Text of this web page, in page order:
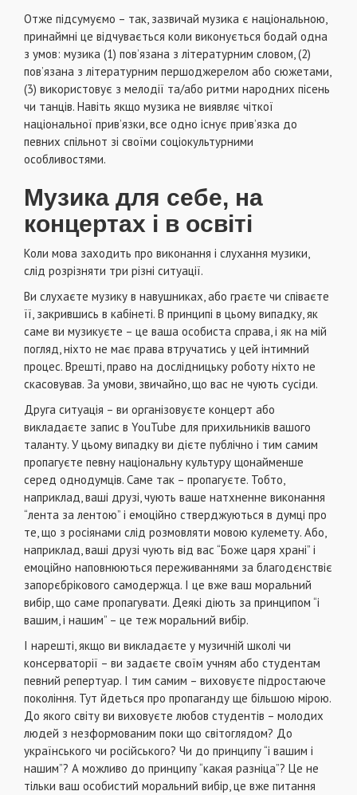
Отже підсумуємо – так, зазвичай музика є національною,
принаймні це відчувається коли виконується бодай одна
з умов: музика (1) пов’язана з літературним словом, (2)
пов’язана з літературним першоджерелом або сюжетами,
(3) використовує з мелодії та/або ритми народних пісень
чи танців. Навіть якщо музика не виявляє чіткої
національної прив’язки, все одно існує прив’язка до
певних спільнот зі своїми соціокультурними
особливостями.
Музика для себе, на
концертах і в освіті
Коли мова заходить про виконання і слухання музики,
слід розрізняти три різні ситуації.
Ви слухаєте музику в навушниках, або граєте чи співаєте
її, закрившись в кабінеті. В принципі в цьому випадку, як
саме ви музикуєте – це ваша особиста справа, і як на мій
погляд, ніхто не має права втручатись у цей інтимний
процес. Врешті, право на дослідницьку роботу ніхто не
скасовував. За умови, звичайно, що вас не чують сусіди.
Друга ситуація – ви організовуєте концерт або
викладаєте запис в YouTube для прихильників вашого
таланту. У цьому випадку ви дієте публічно і тим самим
пропагуєте певну національну культуру щонайменше
серед однодумців. Саме так – пропагуєте. Тобто,
наприклад, ваші друзі, чують ваше натхненне виконання
“лента за лентою” і емоційно стверджуються в думці про
те, що з росіянами слід розмовляти мовою кулемету. Або,
наприклад, ваші друзі чують від вас “Боже царя храні” і
емоційно наповнюються переживаннями за благодєнствіє
запорєбрікового самодержца. І це вже ваш моральний
вибір, що саме пропагувати. Деякі діють за принципом “і
вашим, і нашим” – це теж моральний вибір.
І нарешті, якщо ви викладаєте у музичній школі чи
консерваторії – ви задаєте своїм учням або студентам
певний репертуар. І тим самим – виховуєте підростаюче
покоління. Тут йдеться про пропаганду ще більшою мірою.
До якого світу ви виховуєте любов студентів – молодих
людей з незформованим поки що світоглядом? До
українського чи російського? Чи до принципу “і вашим і
нашим”? А можливо до принципу “какая разніца”? Це не
тільки ваш особистий моральний вибір, це вже питання